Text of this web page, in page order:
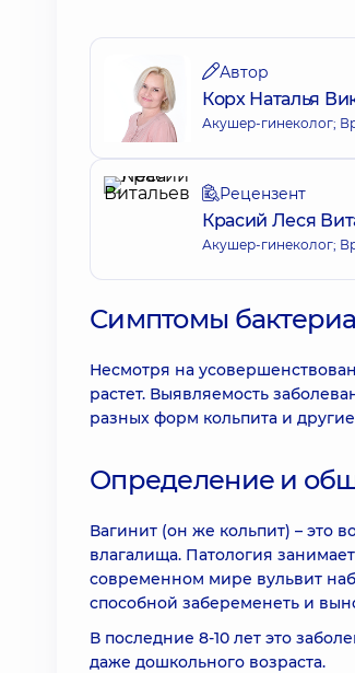
Автор
Корх Наталья
Акушер-гинеколог;
Рецензент
Красий Леся
Акушер-гинеколог;
Симптомы
Несмотря на
растет. Выявляемость
разных форм кольпита и
Определение и
Вагинит (он же кольпит) – это
влагалища. Патология
современном мире вульвит
способной забеременеть и
В последние 8-10 лет это
даже дошкольного возраста.